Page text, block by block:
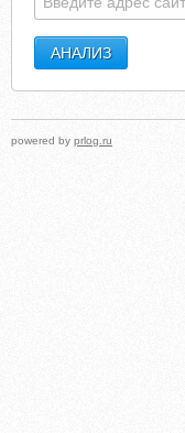
powered by prlog.ru